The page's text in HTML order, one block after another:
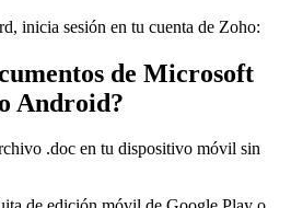
inicia sesión en tu cuenta de Zoho:
de Microsoft
Android?
.doc en tu dispositivo móvil sin